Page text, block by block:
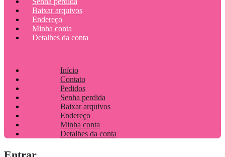
Baixar arquivos
Endereço
Minha conta
Detalhes da conta
Início
Contato
Pedidos
Senha perdida
Baixar arquivos
Endereço
Minha conta
Detalhes da conta